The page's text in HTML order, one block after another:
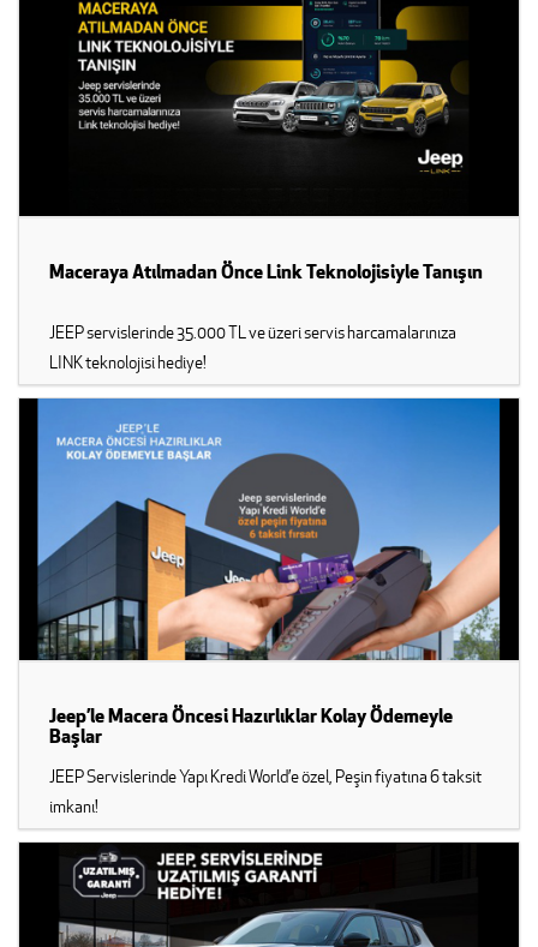
Maceraya Atılmadan Önce Link Teknolojisiyle Tanışın
JEEP servislerinde 35.000 TL ve üzeri servis harcamalarınıza
LINK teknolojisi hediye!
Jeep’le Macera Öncesi Hazırlıklar Kolay Ödemeyle
Başlar
JEEP Servislerinde Yapı Kredi World’e özel, Peşin fiyatına 6 taksit
imkanı!